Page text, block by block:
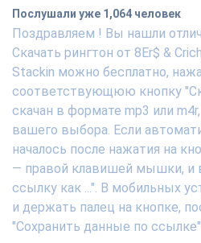
Послушали уже 1,064 человек
Поздравляем ! Вы нашли
Скачать рингтон от 8Er$ &
Stackin можно бесплатно,
соответствующюю кнопку
скачан в формате mp3 или
вашего выбора. Если
началось после нажатия на
— правой клавишей мышки, и
ссылку как ...". В мобильных
и держать палец на кнопке,
"Сохранить данные по